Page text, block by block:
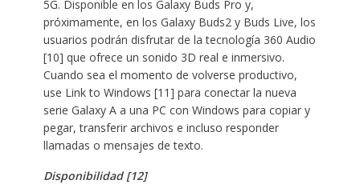
5G. Disponible en los Galaxy Buds Pro y,
próximamente, en los Galaxy Buds2 y Buds Live, los
usuarios podrán disfrutar de la tecnología 360 Audio
[10] que ofrece un sonido 3D real e inmersivo.
Cuando sea el momento de volverse productivo,
use Link to Windows [11] para conectar la nueva
serie Galaxy A a una PC con Windows para copiar y
pegar, transferir archivos e incluso responder
llamadas o mensajes de texto.
Disponibilidad [12]